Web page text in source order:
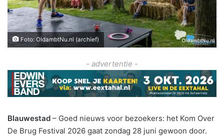
Foto: OldambtNu.nl (archief)
- advertentie -
Blauwestad – Goed nieuws voor bezoekers: het Kom Over
De Brug Festival 2026 gaat zondag 28 juni gewoon door.